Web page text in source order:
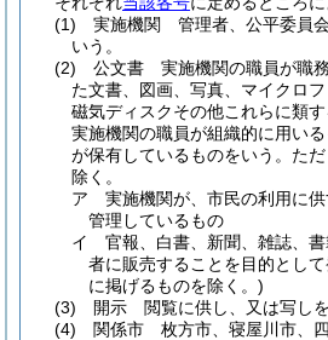
(1)
実施機関 管理者、公平委員
いう。
(2)
公文書 実施機関の職員が職
た文書、図画、写真、マイクロフ
磁気ディスクその他これらに類
実施機関の職員が組織的に用い
が保有しているものをいう。 た
除く。
ア
実施機関が、市民の利用に
管理しているもの
イ
官報、白書、新聞、雑誌、
者に販売することを目的とし
に掲げるものを除く。)
(3)
開示 閲覧に供し、又は写しを
(4)
関係市 枚方市、寝屋川市、